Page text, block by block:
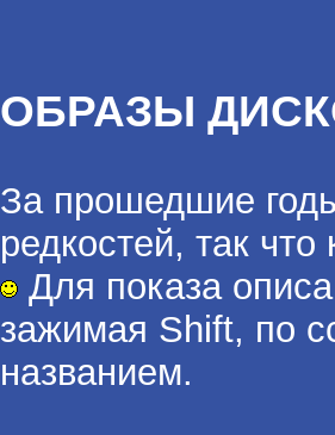
ОБРАЗЫ
За прошедшие
редкостей, так
Для показа
зажимая Shift, по
названием.